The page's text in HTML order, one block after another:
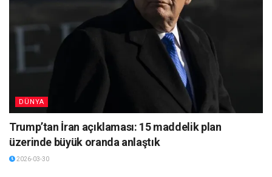
DÜNYA
Trump’tan İran açıklaması: 15 maddelik plan
üzerinde büyük oranda anlaştık
2026-03-30